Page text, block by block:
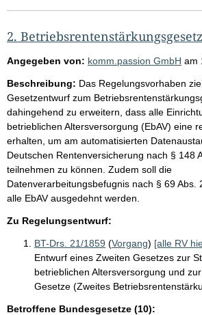
2. Betriebsrentenstärkungsgesetz
Angegeben von: komm.passion GmbH am
Beschreibung: Das Regelungsvorhaben
Gesetzentwurf zum
dahingehend zu erweitern, dass alle
betrieblichen Altersversorgung (EbAV) eine
erhalten, um am automatisierten
Deutschen Rentenversicherung nach § 148
teilnehmen zu können. Zudem soll die
Datenverarbeitungsbefugnis nach § 69 Abs.
alle EbAV ausgedehnt werden.
Zu Regelungsentwurf:
BT-Drs. 21/1859 (Vorgang) [alle RV
Entwurf eines Zweiten Gesetzes zur
betrieblichen Altersversorgung und
Gesetze (Zweites
Betroffene Bundesgesetze (10):